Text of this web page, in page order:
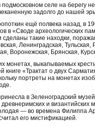
подмосковном селе на берегу
задолго до нашей
ещё полвека назад, в
в «Своде археологических
сделаны такие находки,
Ленинградская,
Воронежская, Брянская,
монетах, выкапываемых
книге «Трактат о двух
портреты на монетах
в Зеленоградский
и
— во времена Филиппа
его мистификацией.